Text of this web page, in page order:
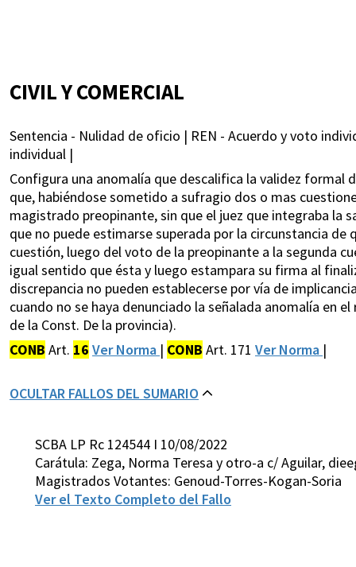
CIVIL Y COMERCIAL
Sentencia - Nulidad de oficio | REN - Acuerdo y voto
individual |
Configura una anomalía que descalifica la validez
que, habiéndose sometido a sufragio dos o mas
magistrado preopinante, sin que el juez que integraba la
que no puede estimarse superada por la circunstancia
cuestión, luego del voto de la preopinante a la segunda
igual sentido que ésta y luego estampara su firma al
discrepancia no pueden establecerse por vía de
cuando no se haya denunciado la señalada anomalía en
de la Const. De la provincia).
CONB Art. 16 Ver Norma | CONB Art. 171 Ver Norma |
OCULTAR FALLOS DEL SUMARIO
SCBA LP Rc 124544 I 10/08/2022
Carátula: Zega, Norma Teresa y otro-a c/ Aguilar,
Magistrados Votantes: Genoud-Torres-Kogan-Soria
Ver el Texto Completo del Fallo